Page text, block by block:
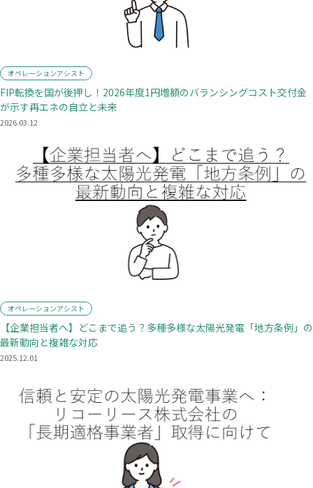
オペレーションアシスト
FIP転換を国が後押し！2026年度1円増額のバランシングコスト交付金
が示す再エネの自立と未来
2026.03.12
オペレーションアシスト
【企業担当者へ】どこまで追う？多種多様な太陽光発電「地方条例」の
最新動向と複雑な対応
2025.12.01